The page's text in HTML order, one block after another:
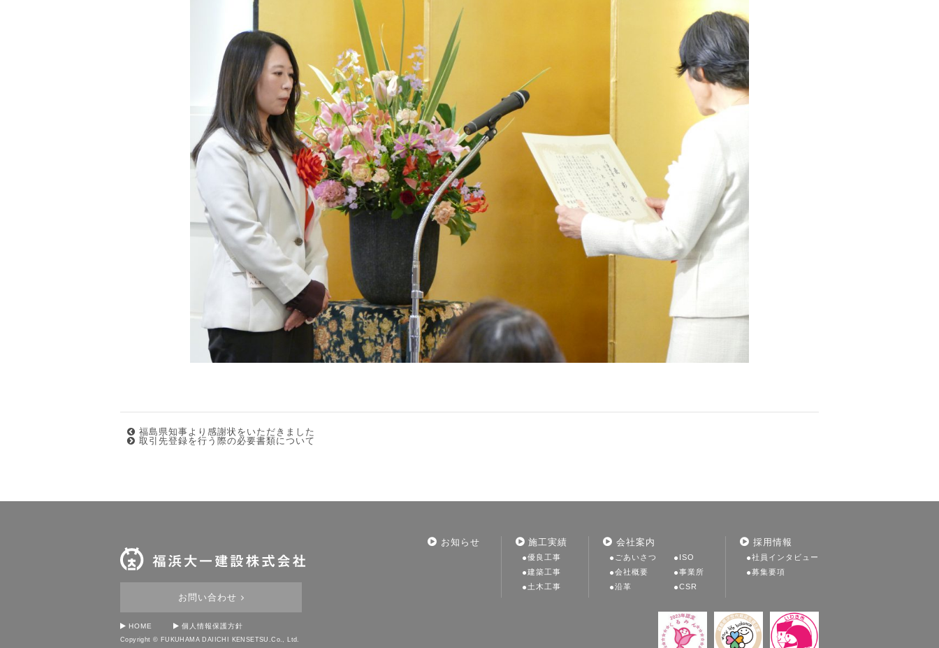
福島県知事より感謝状をいただきました
取引先登録を行う際の必要書類について
お問い合わせ
HOME 個人情報保護方針
Copyright © FUKUHAMA DAIICHI KENSETSU.Co., Ltd.
お知らせ 施工実績
優良工事
建築工事
土木工事
会社案内
ごあいさつ
会社概要
沿革
ISO
事業所
CSR
採用情報
社員インタビュー
募集要項